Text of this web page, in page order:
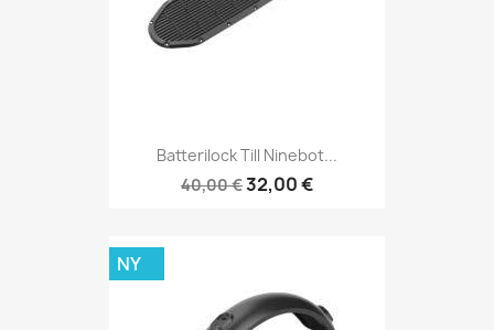
Batterilock Till Ninebot...
40,00 €32,00 €
NY